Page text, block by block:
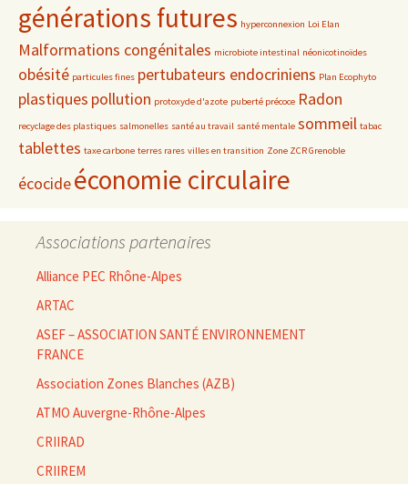
générations futures hyperconnexion Loi Elan
Malformations congénitales microbiote intestinal néonicotinoïdes
obésité particules fines pertubateurs endocriniens Plan Ecophyto
plastiques pollution protoxyde d'azote puberté précoce Radon
recyclage des plastiques salmonelles santé au travail santé mentale sommeil tabac
tablettes taxe carbone terres rares villes en transition Zone ZCR Grenoble
écocideéconomie circulaire
Associations partenaires
Alliance PEC Rhône-Alpes
ARTAC
ASEF – ASSOCIATION SANTÉ ENVIRONNEMENT
FRANCE
Association Zones Blanches (AZB)
ATMO Auvergne-Rhône-Alpes
CRIIRAD
CRIIREM